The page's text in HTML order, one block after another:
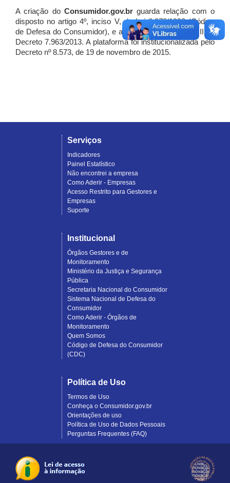
A criação do Consumidor.gov.brguarda relação com o
disposto no artigo 4º, inciso V, da Lei 8.078/1990 (Código
de Defesa do Consumidor), e artigo 7º, incisos I, II e III do
Decreto 7.963/2013. A plataforma foi institucionalizada pelo
Decreto nº 8.573, de 19 de novembro de 2015.
Serviços
Indicadores
Painel Estatístico
Não encontrei a empresa
Como Aderir - Empresas
Acesso Restrito para Gestores e
Empresas
Suporte
Institucional
Órgãos Gestores e de
Monitoramento
Ministério da Justiça e Segurança
Pública
Secretaria Nacional do Consumidor
Sistema Nacional de Defesa do
Consumidor
Como Aderir - Órgãos de
Monitoramento
Quem Somos
Código de Defesa do Consumidor
(CDC)
Política de Uso
Termos de Uso
Conheça o Consumidor.gov.br
Orientações de uso
Política de Uso de Dados Pessoais
Perguntas Frequentes (FAQ)